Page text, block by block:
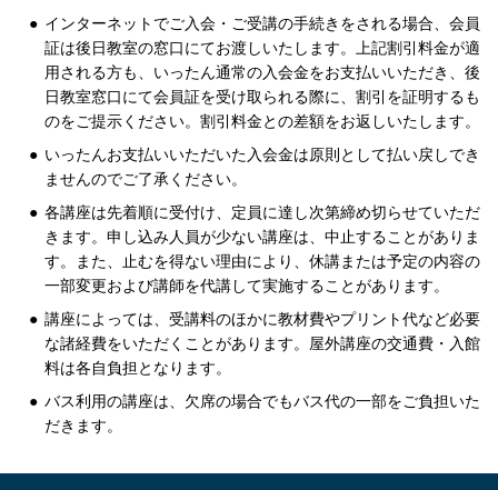
インターネットでご入会・ご受講の手続きをされる場合、会員
証は後日教室の窓口にてお渡しいたします。上記割引料金が適
用される方も、いったん通常の入会金をお支払いいただき、後
日教室窓口にて会員証を受け取られる際に、割引を証明するも
のをご提示ください。割引料金との差額をお返しいたします。
いったんお支払いいただいた入会金は原則として払い戻しでき
ませんのでご了承ください。
各講座は先着順に受付け、定員に達し次第締め切らせていただ
きます。申し込み人員が少ない講座は、中止することがありま
す。また、止むを得ない理由により、休講または予定の内容の
一部変更および講師を代講して実施することがあります。
講座によっては、受講料のほかに教材費やプリント代など必要
な諸経費をいただくことがあります。屋外講座の交通費・入館
料は各自負担となります。
バス利用の講座は、欠席の場合でもバス代の一部をご負担いた
だきます。